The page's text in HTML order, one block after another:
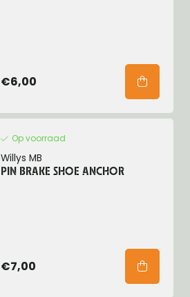
€6,00
Op voorraad
Willys MB
PIN BRAKE SHOE ANCHOR
€7,00